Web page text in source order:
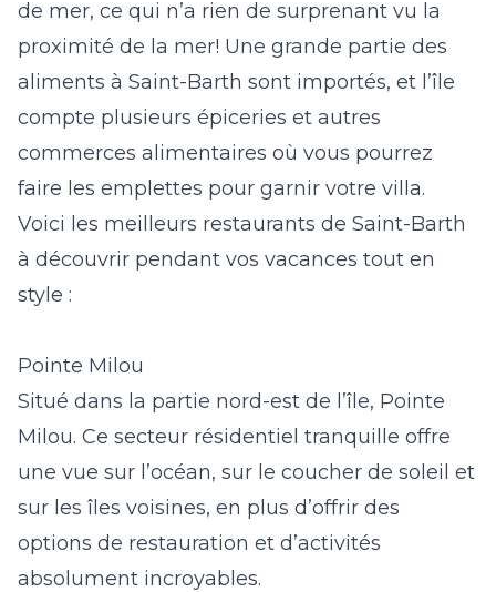
de mer, ce qui n’a rien de surprenant vu la
proximité de la mer! Une grande partie des
aliments à Saint-Barth sont importés, et l’île
compte plusieurs épiceries et autres
commerces alimentaires où vous pourrez
faire les emplettes pour garnir votre villa.
Voici les meilleurs restaurants de Saint-Barth
à découvrir pendant vos vacances tout en
style :
Pointe Milou
Situé dans la partie nord-est de l’île, Pointe
Milou. Ce secteur résidentiel tranquille offre
une vue sur l’océan, sur le coucher de soleil et
sur les îles voisines, en plus d’offrir des
options de restauration et d’activités
absolument incroyables.